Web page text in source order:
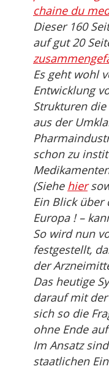
chaine du
Dieser 160
auf gut 20
Es geht wohl
Entwicklung
Strukturen
aus der
schon zu
(Siehe hier
Ein Blick über
Europa ! –
So wird nun
festgestellt,
der
Das heutige
darauf mit
sich so die
ohne Ende
Im Ansatz
staatlichen